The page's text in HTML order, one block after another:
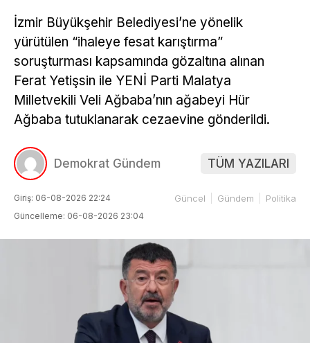
İzmir Büyükşehir Belediyesi’ne yönelik
yürütülen “ihaleye fesat karıştırma”
soruşturması kapsamında gözaltına alınan
Ferat Yetişsin ile YENİ Parti Malatya
Milletvekili Veli Ağbaba’nın ağabeyi Hür
Ağbaba tutuklanarak cezaevine gönderildi.
Demokrat Gündem TÜM YAZILARI
Giriş: 06-08-2026 22:24
Güncelleme: 06-08-2026 23:04
Güncel Gündem Politika